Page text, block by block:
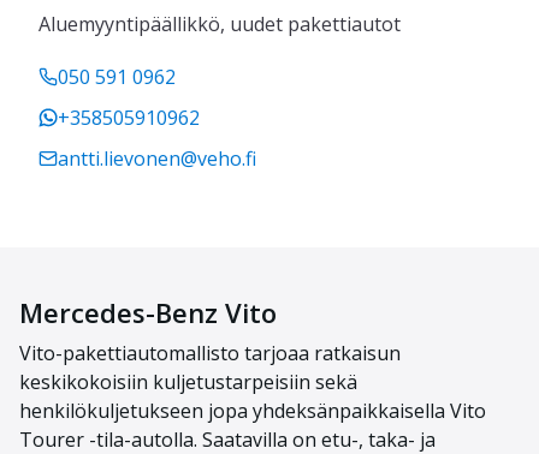
Aluemyyntipäällikkö, uudet pakettiautot
050 591 0962
+358505910962
antti.lievonen@veho.fi
Mercedes-Benz Vito
Vito-pakettiautomallisto tarjoaa ratkaisun
keskikokoisiin kuljetustarpeisiin sekä
henkilökuljetukseen jopa yhdeksänpaikkaisella Vito
Tourer -tila-autolla. Saatavilla on etu-, taka- ja